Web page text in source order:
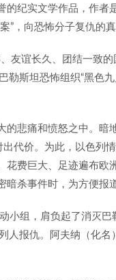
的纪实文学作品，作
”，向恐怖分子复仇的真
友谊长久、团结一致
勒斯坦恐怖组织“黑色
悲痛和愤怒之中。暗
代价。为此，以色列
花费巨大、足迹遍布欧
暗杀事件时，为方便报
小组，肩负起了消灭
人报仇。阿夫纳（化